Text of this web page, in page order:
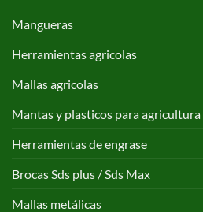
Mangueras
Herramientas agricolas
Mallas agricolas
Mantas y plasticos para agricultura
Herramientas de engrase
Brocas Sds plus / Sds Max
Mallas metálicas